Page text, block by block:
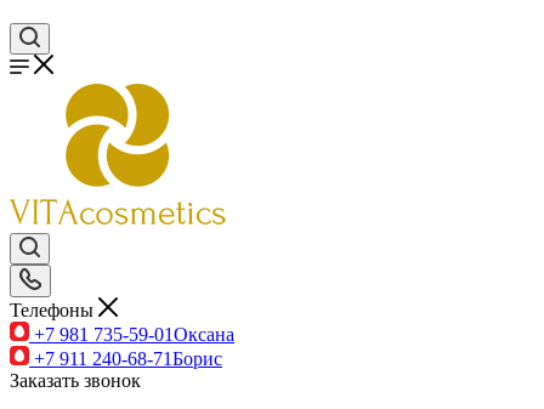
Телефоны
+7 981 735-59-01Оксана
+7 911 240-68-71Борис
Заказать звонок